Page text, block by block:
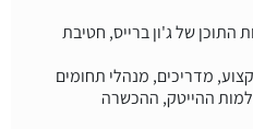
התוכן של ג'ון ברייס, חטיבת
מדריכים, מנהלי תחומים
ההייטק, ההכשרה